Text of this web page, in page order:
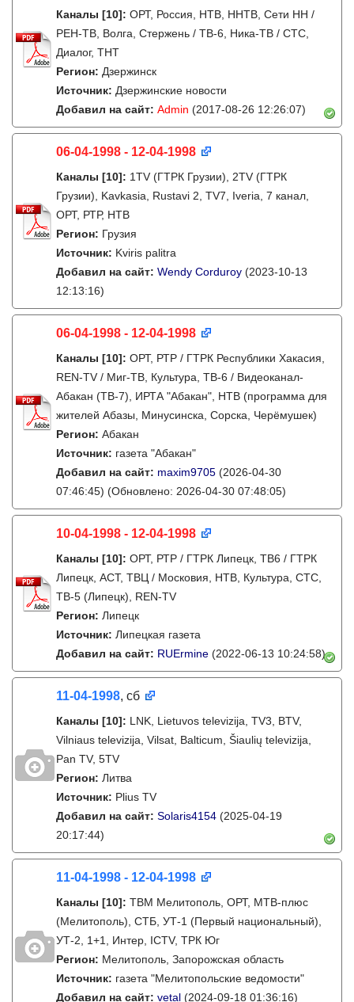
Каналы [10]: ОРТ, Россия, НТВ, ННТВ, Сети НН /
РЕН-ТВ, Волга, Стержень / ТВ-6, Ника-ТВ / СТС,
Диалог, ТНТ
Регион: Дзержинск
Источник: Дзержинские новости
Добавил на сайт: Admin (2017-08-26 12:26:07)
06-04-1998 - 12-04-1998
Каналы [10]: 1TV (ГТРК Грузии), 2TV (ГТРК
Грузии), Kavkasia, Rustavi 2, TV7, Iveria, 7 канал,
ОРТ, РТР, НТВ
Регион: Грузия
Источник: Kviris palitra
Добавил на сайт: Wendy Corduroy (2023-10-13
12:13:16)
06-04-1998 - 12-04-1998
Каналы [10]: ОРТ, РТР / ГТРК Республики Хакасия,
REN-TV / Миг-ТВ, Культура, ТВ-6 / Видеоканал-
Абакан (ТВ-7), ИРТА "Абакан", НТВ (программа для
жителей Абазы, Минусинска, Сорска, Черёмушек)
Регион: Абакан
Источник: газета "Абакан"
Добавил на сайт: maxim9705 (2026-04-30
07:46:45) (Обновлено: 2026-04-30 07:48:05)
10-04-1998 - 12-04-1998
Каналы [10]: ОРТ, РТР / ГТРК Липецк, ТВ6 / ГТРК
Липецк, АСТ, ТВЦ / Московия, НТВ, Культура, СТС,
ТВ-5 (Липецк), REN-TV
Регион: Липецк
Источник: Липецкая газета
Добавил на сайт: RUErmine (2022-06-13 10:24:58)
11-04-1998, сб
Каналы [10]: LNK, Lietuvos televizija, TV3, BTV,
Vilniaus televizija, Vilsat, Balticum, Šiaulių televizija,
Pan TV, 5TV
Регион: Литва
Источник: Plius TV
Добавил на сайт: Solaris4154 (2025-04-19
20:17:44)
11-04-1998 - 12-04-1998
Каналы [10]: ТВМ Мелитополь, ОРТ, МТВ-плюс
(Мелитополь), СТБ, УТ-1 (Первый национальный),
УТ-2, 1+1, Интер, ICTV, ТРК Юг
Регион: Мелитополь, Запорожская область
Источник: газета "Мелитопольские ведомости"
Добавил на сайт: vetal (2024-09-18 01:36:16)